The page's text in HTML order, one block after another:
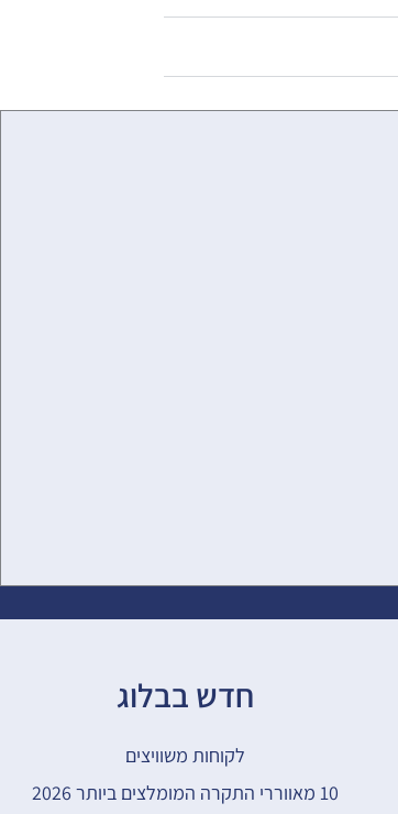
חדש בבלוג
לקוחות משוויצים​
10 מאווררי התקרה המומלצים ביותר 2026